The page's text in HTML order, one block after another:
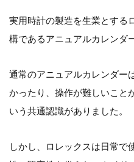
実用時計の製造を生業とする
構であるアニュアルカレンダ
通常のアニュアルカレンダー
かったり、操作が難しいこと
いう共通認識がありました。
しかし、ロレックスは日常で